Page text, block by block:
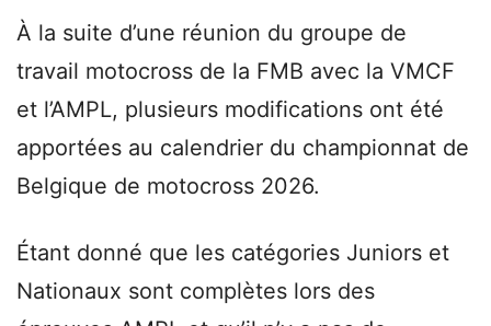
À la suite d’une réunion du groupe de
travail motocross de la FMB avec la VMCF
et l’AMPL, plusieurs modifications ont été
apportées au calendrier du championnat de
Belgique de motocross 2026.
Étant donné que les catégories Juniors et
Nationaux sont complètes lors des